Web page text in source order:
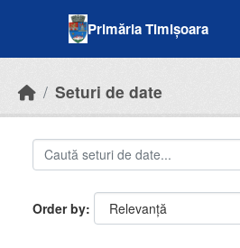
Primăria Timișoara
Seturi de date
Order by